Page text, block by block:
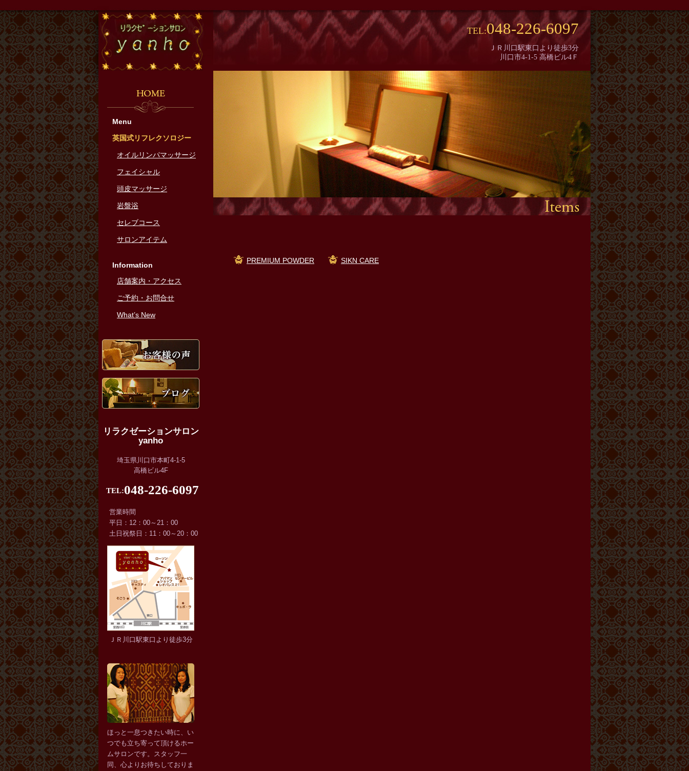
『リラクゼーションサロンyanho』
TEL:048-226-6097
ＪＲ川口駅東口より徒歩3分
川口市4-1-5 高橋ビル4Ｆ
PREMIUM POWDER SIKN CARE
Menu
英国式リフレクソロジー
オイルリンパマッサージ
フェイシャル
頭皮マッサージ
岩盤浴
セレブコース
サロンアイテム
Information
店舗案内・アクセス
ご予約・お問合せ
What’s New
リラクゼーションサロン
yanho
埼玉県川口市本町4-1-5
高橋ビル4F
TEL:048-226-6097
営業時間
平日：12：00～21：00
土日祝祭日：11：00～20：00
ＪＲ川口駅東口より徒歩3分
ほっと一息つきたい時に、い
つでも立ち寄って頂けるホー
ムサロンです。スタッフ一
同、心よりお待ちしておりま